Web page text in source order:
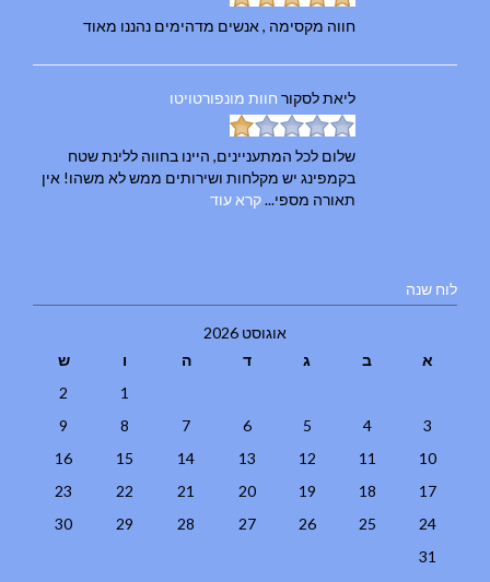
חווה מקסימה , אנשים מדהימים נהננו מאוד
ליאתלסקור חוות מונפורטויטו
שלום לכל המתעניינים, היינו בחווה ללינת שטח
בקמפינג יש מקלחות ושירותים ממש לא משהו! אין
תאורה מספי...קרא עוד
לוח שנה
אוגוסט 2026
א
ב ג ד ה ו
ש
1
2
3
4
5
6
7
8
9
10
11
12
13
14
15
16
17
18
19
20
21
22
23
24
25
26
27
28
29
30
31